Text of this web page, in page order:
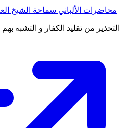
محاضرات الألباني سماحة الشيخ